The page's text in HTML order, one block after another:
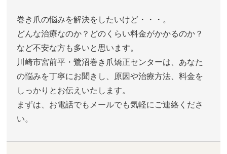
巻き爪の悩みを解決をしたいけど・・・。
どんな治療なのか？どのくらい料金がかかるのか？
など不安な方も多いと思います。
川崎市宮前平・鷺沼巻き爪矯正センターは、あなた
の悩みを丁寧にお聞きし、原因や治療方法、料金を
しっかりとお伝えいたします。
まずは、お電話でもメールでも気軽にご連絡くださ
い。